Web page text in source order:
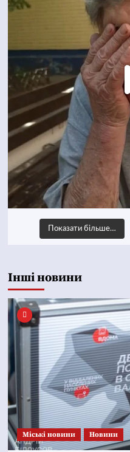
Показати більше…
Інші новини
Mіські новини Новини